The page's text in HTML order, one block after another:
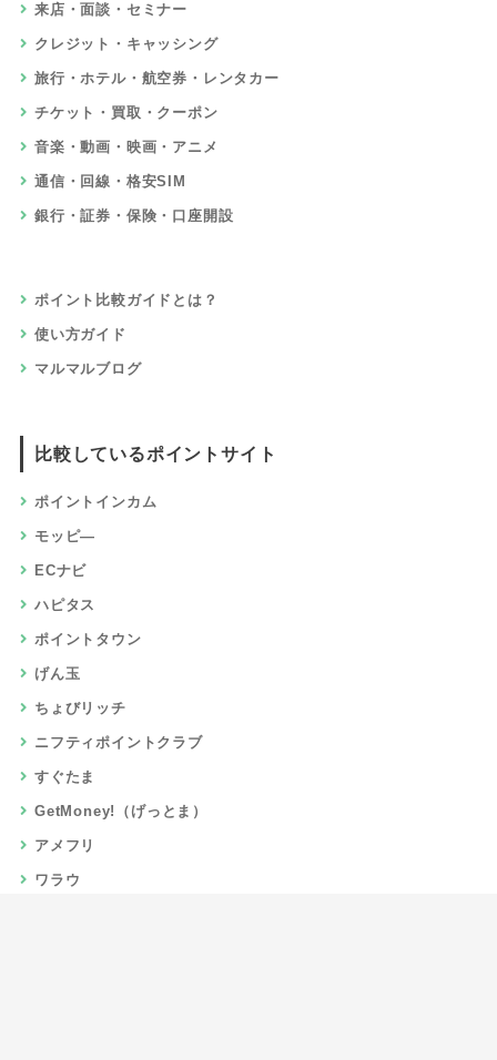
来店・面談・セミナー
クレジット・キャッシング
旅行・ホテル・航空券・レンタカー
チケット・買取・クーポン
音楽・動画・映画・アニメ
通信・回線・格安SIM
銀行・証券・保険・口座開設
ポイント比較ガイドとは？
使い方ガイド
マルマルブログ
比較しているポイントサイト
ポイントインカム
モッピ―
ECナビ
ハピタス
ポイントタウン
げん玉
ちょびリッチ
ニフティポイントクラブ
すぐたま
GetMoney!（げっとま）
アメフリ
ワラウ